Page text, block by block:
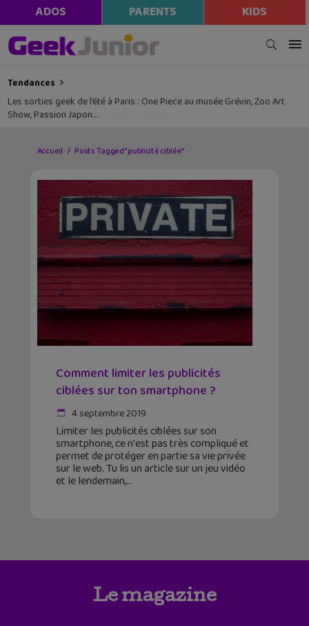
ADOS PARENTS KIDS
Tendances
Les sorties geek de l’été à Paris : One Piece au musée Grévin, Zoo Art
Show, Passion Japon…
Accueil Posts Tagged "publicité ciblée"
Comment limiter les publicités
ciblées sur ton smartphone ?
4 septembre 2019
Limiter les publicités ciblées sur son
smartphone, ce n'est pas très compliqué et
permet de protéger en partie sa vie privée
sur le web. Tu lis un article sur un jeu vidéo
et le lendemain,
Le magazine